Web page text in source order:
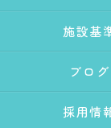
施設基
ブログ
採用情